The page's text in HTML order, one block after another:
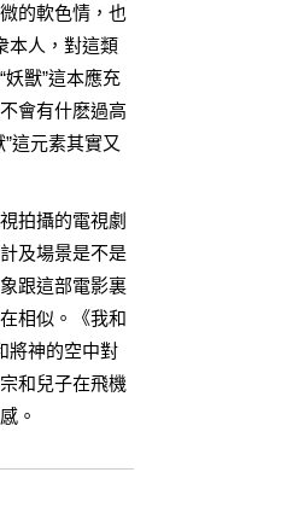
的軟色情，也
本人，對這類
獸”這本應充
會有什麽過高
這元素其實又
拍攝的電視劇
及場景是不是
跟這部電影裏
相似。《我和
將神的空中對
和兒子在飛機
。